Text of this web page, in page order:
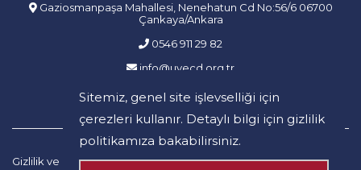
Sitemiz, genel site işlevselliği için
çerezleri kullanır. Detaylı bilgi için gizlilik
politikamıza bakabilirsiniz.
Gaziosmanpaşa Mahallesi, Nenehatun Cd No:56/6 06700
Çankaya/Ankara
0546 911 29 82
info@uvecd.org.tr
Gizlilik ve Güvenlik Mesafeli Satış İptal ve İade